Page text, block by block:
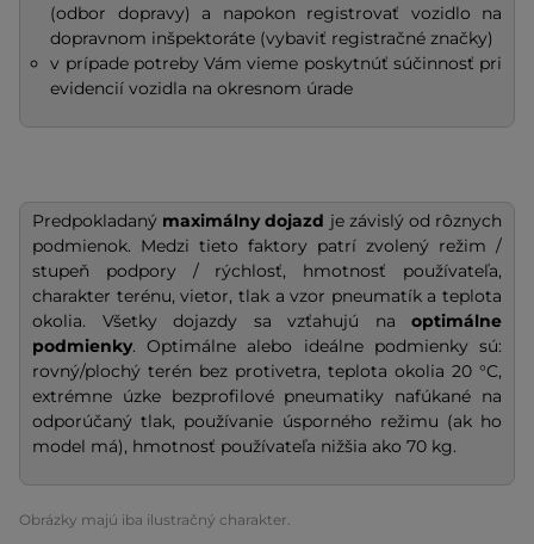
(odbor dopravy) a napokon registrovať vozidlo na
dopravnom inšpektoráte (vybaviť registračné značky)
v prípade potreby Vám vieme poskytnúť súčinnosť pri
evidencií vozidla na okresnom úrade
Predpokladaný maximálny dojazd je závislý od rôznych
podmienok. Medzi tieto faktory patrí zvolený režim /
stupeň podpory / rýchlosť, hmotnosť používateľa,
charakter terénu, vietor, tlak a vzor pneumatík a teplota
okolia. Všetky dojazdy sa vzťahujú na optimálne
podmienky. Optimálne alebo ideálne podmienky sú:
rovný/plochý terén bez protivetra, teplota okolia 20 °C,
extrémne úzke bezprofilové pneumatiky nafúkané na
odporúčaný tlak, používanie úsporného režimu (ak ho
model má), hmotnosť používateľa nižšia ako 70 kg.
Obrázky majú iba ilustračný charakter.